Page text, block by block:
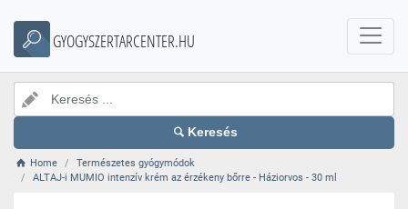
GYOGYSZERTARCENTER.HU
Keresés
Home
Természetes gyógymódok
ALTAJ-i MUMIO intenzív krém az érzékeny bőrre - Háziorvos - 30 ml